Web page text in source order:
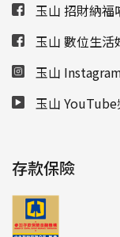
玉山 招財納福
玉山 數位生活
玉山
玉山
存款保險